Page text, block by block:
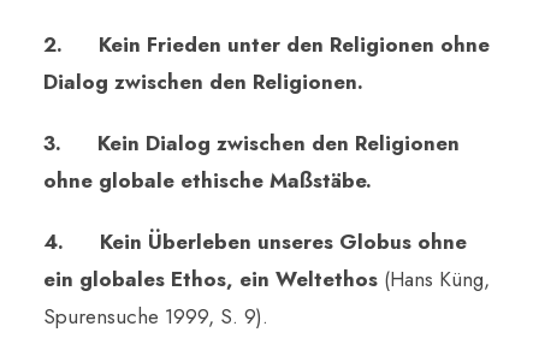
2. Kein Frieden unter den Religionen ohne
Dialog zwischen den Religionen.
3. Kein Dialog zwischen den Religionen
ohne globale ethische Maßstäbe.
4. Kein Überleben unseres Globus ohne
ein globales Ethos, ein Weltethos(Hans Küng,
Spurensuche 1999, S. 9).